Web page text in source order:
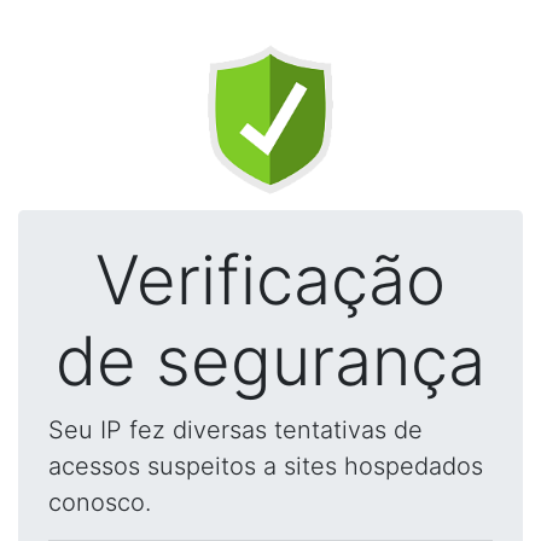
Verificação
de segurança
Seu IP fez diversas tentativas de
acessos suspeitos a sites hospedados
conosco.